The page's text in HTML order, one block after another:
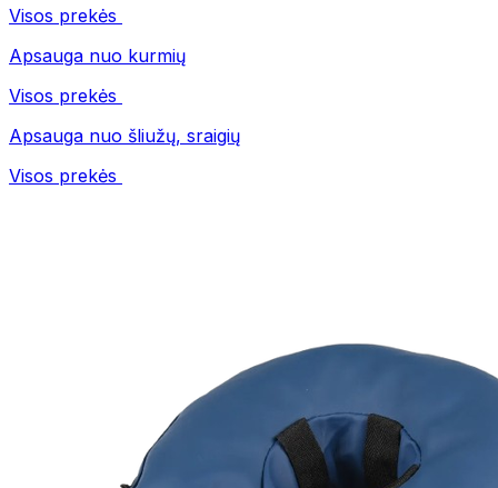
Visos prekės
Apsauga nuo kurmių
Visos prekės
Apsauga nuo šliužų, sraigių
Visos prekės